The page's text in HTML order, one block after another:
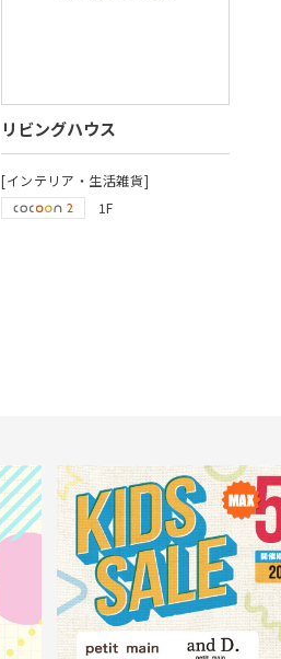
リビングハウス
[インテリア・生活雑貨]
1F